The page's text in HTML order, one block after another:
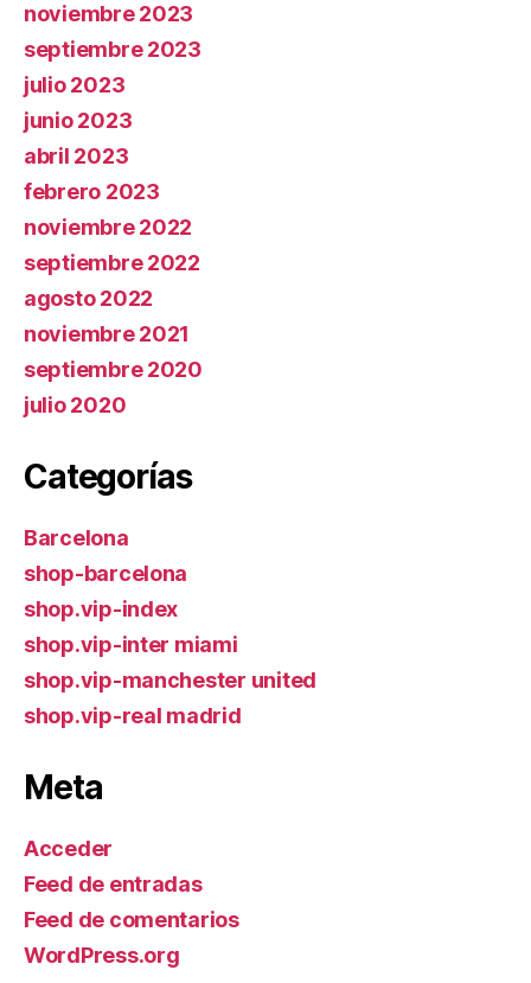
noviembre 2023
septiembre 2023
julio 2023
junio 2023
abril 2023
febrero 2023
noviembre 2022
septiembre 2022
agosto 2022
noviembre 2021
septiembre 2020
julio 2020
Categorías
Barcelona
shop-barcelona
shop.vip-index
shop.vip-inter miami
shop.vip-manchester united
shop.vip-real madrid
Meta
Acceder
Feed de entradas
Feed de comentarios
WordPress.org